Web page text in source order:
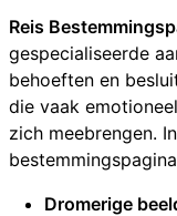
Reis
gespecialiseerde
behoeften en
die vaak
zich meebrengen.
Dromerige